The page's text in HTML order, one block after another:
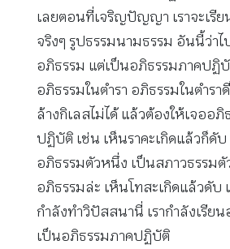
เลยตอนที่เจริญปัญญา เราจะเรีย
จริงๆ รูปธรรมนามธรรม อันนี้ว่าไ
อภิธรรม แต่เป็นอภิธรรมภาคปฏิบั
อภิธรรมในตำรา อภิธรรมในตำรา
ล้างกิเลสไม่ได้ แล้วต้องให้เจออภิ
ปฏิบัติ เช่น เห็นราคะเกิดแล้วก็ดับ
อภิธรรมตัวหนึ่ง เป็นสภาวธรรม
อภิธรรมล่ะ เห็นโทสะเกิดแล้วดับ
กำลังทำวิปัสสนานี่ เรากำลังเรีย
เป็นอภิธรรมภาคปฏิบัติ